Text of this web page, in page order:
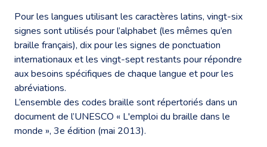
Pour les langues utilisant les caractères latins, vingt-six
signes sont utilisés pour l’alphabet (les mêmes qu’en
braille français), dix pour les signes de ponctuation
internationaux et les vingt-sept restants pour répondre
aux besoins spécifiques de chaque langue et pour les
abréviations.
L’ensemble des codes braille sont répertoriés dans un
document de l’UNESCO « L'emploi du braille dans le
monde », 3e édition (mai 2013).